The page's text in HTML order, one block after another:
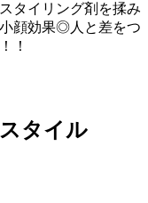
タイリング剤を揉み
顔効果◎人と差をつ
！
タイル